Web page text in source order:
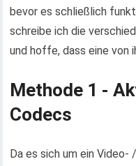
bevor es schließlich
schreibe ich die
und hoffe, dass eine von
Methode 1 -
Codecs
Da es sich um ein